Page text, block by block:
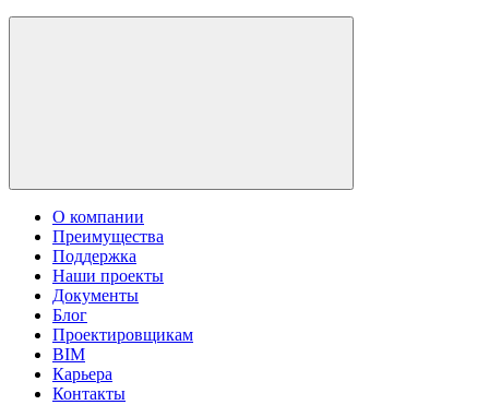
О компании
Преимущества
Поддержка
Наши проекты
Документы
Блог
Проектировщикам
BIM
Карьера
Контакты